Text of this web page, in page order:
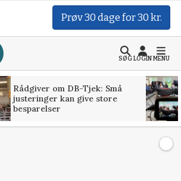
Prøv 30 dage for 30 kr.
SØGLOGINMENU
Rådgiver om DB-Tjek: Små
justeringer kan give store
besparelser